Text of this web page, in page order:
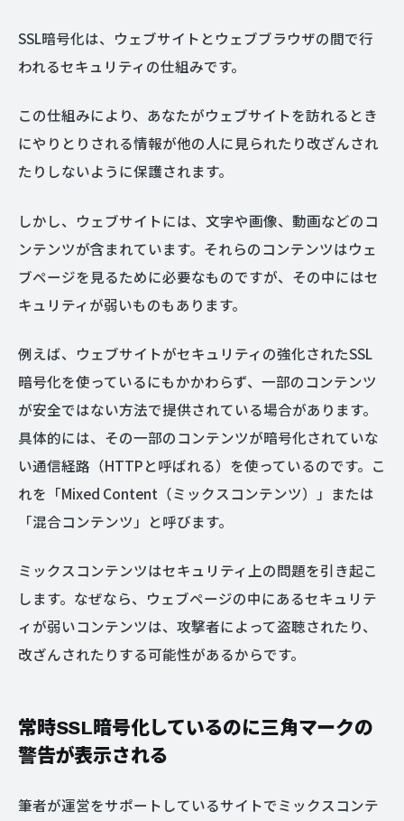
SSL暗号化は、ウェブサイトとウェブブラウザの間で行
われるセキュリティの仕組みです。
この仕組みにより、あなたがウェブサイトを訪れるとき
にやりとりされる情報が他の人に見られたり改ざんされ
たりしないように保護されます。
しかし、ウェブサイトには、文字や画像、動画などのコ
ンテンツが含まれています。それらのコンテンツはウェ
ブページを見るために必要なものですが、その中にはセ
キュリティが弱いものもあります。
例えば、ウェブサイトがセキュリティの強化されたSSL
暗号化を使っているにもかかわらず、一部のコンテンツ
が安全ではない方法で提供されている場合があります。
具体的には、その一部のコンテンツが暗号化されていな
い通信経路（HTTPと呼ばれる）を使っているのです。こ
れを「Mixed Content（ミックスコンテンツ）」または
「混合コンテンツ」と呼びます。
ミックスコンテンツはセキュリティ上の問題を引き起こ
します。なぜなら、ウェブページの中にあるセキュリテ
ィが弱いコンテンツは、攻撃者によって盗聴されたり、
改ざんされたりする可能性があるからです。
常時SSL暗号化しているのに三角マークの
警告が表示される
筆者が運営をサポートしているサイトでミックスコンテ